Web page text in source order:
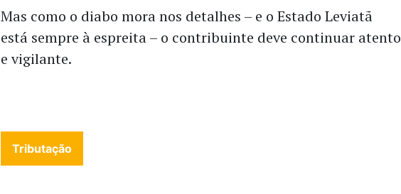
Mas como o diabo mora nos detalhes – e o Estado Leviatã
está sempre à espreita – o contribuinte deve continuar atento
e vigilante.
Tributação